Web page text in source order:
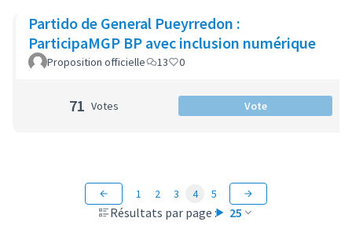
Partido de General Pueyrredon :
ParticipaMGP BP avec inclusion numérique
Proposition officielle 13 0
71 Votes Vote
Résultats par page : 25
1 2 3 4 5